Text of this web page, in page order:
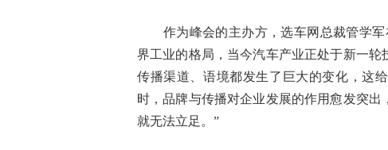
作为峰会的主办方，选车网总裁管学军
界工业的格局，当今汽车产业正处于新一轮
传播渠道、语境都发生了巨大的变化，这
时，品牌与传播对企业发展的作用愈发突
就无法立足。”